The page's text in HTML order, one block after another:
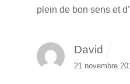
plein de bon sens et
David
21 novembre